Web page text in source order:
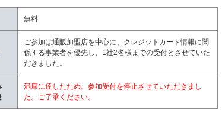
無料
ご参加は通販加盟店を中心に、クレジットカード情報に関
係する事業者を優先し、1社2名様までの受付とさせていた
だきました。
満席に達したため、参加受付を停止させていただきまし
た。ご了承ください。